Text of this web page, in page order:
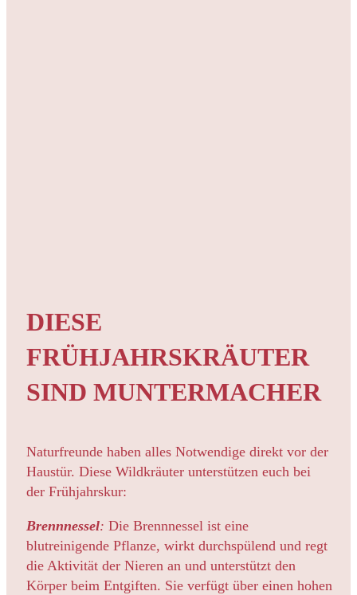
DIESE
FRÜHJAHRSKRÄUTER
SIND MUNTERMACHER
Naturfreunde haben alles Notwendige direkt vor der
Haustür. Diese Wildkräuter unterstützen euch bei
der Frühjahrskur:
Brennnessel: Die Brennnessel ist eine
blutreinigende Pflanze, wirkt durchspülend und regt
die Aktivität der Nieren an und unterstützt den
Körper beim Entgiften. Sie verfügt über einen hohen